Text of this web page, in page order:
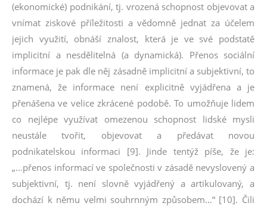
(ekonomické) podnikání, tj. vrozená schopnost objevovat a
vnímat ziskové příležitosti a vědomně jednat za účelem
jejich využití, obnáší znalost, která je ve své podstatě
implicitní a nesdělitelná (a dynamická). Přenos sociální
informace je pak dle něj zásadně implicitní a subjektivní, to
znamená, že informace není explicitně vyjádřena a je
přenášena ve velice zkrácené podobě. To umožňuje lidem
co nejlépe využívat omezenou schopnost lidské mysli
neustále tvořit, objevovat a předávat novou
podnikatelskou informaci [9]. Jinde tentýž píše, že je:
„...přenos informací ve společnosti v zásadě nevyslovený a
subjektivní, tj. není slovně vyjádřený a artikulovaný, a
dochází k němu velmi souhrnným způsobem…“ [10]. Čili